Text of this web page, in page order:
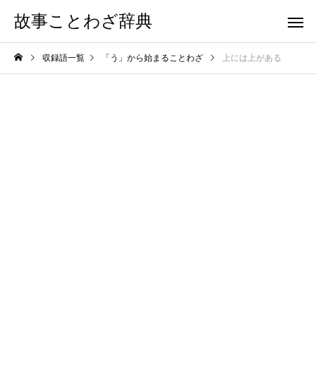
故事ことわざ辞典
収録語一覧 「う」から始まることわざ 上には上がある